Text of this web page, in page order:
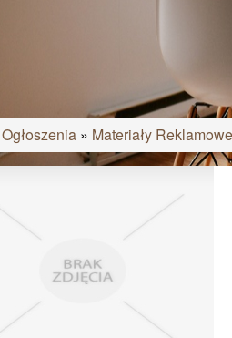
Ogłoszenia » Materiały Reklamowe